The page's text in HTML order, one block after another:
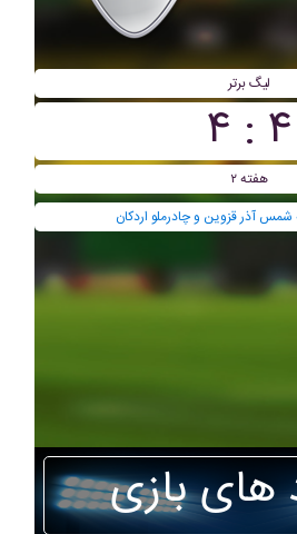
لیگ برتر
۴ : ۴
هفته ۲
آذر قزوین و چادرملو اردکان
های بازی